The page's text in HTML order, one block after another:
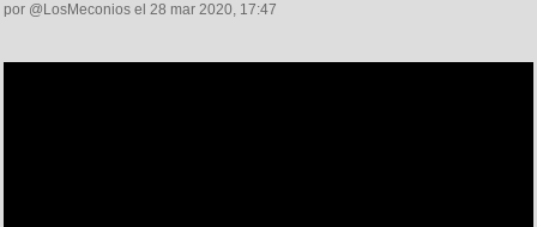
por @LosMeconios el 28 mar 2020, 17:47